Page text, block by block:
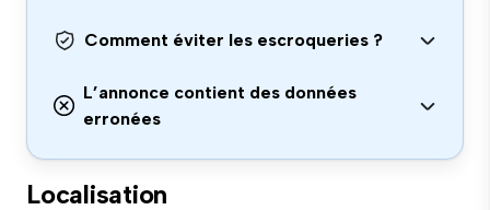
Comment éviter les escroqueries ?
L’annonce contient des données
erronées
Localisation